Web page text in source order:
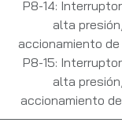
P8-14:
alta
accionamiento de
P8-15:
alta
accionamiento de